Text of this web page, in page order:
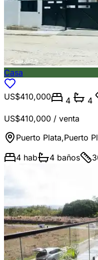
Casa
US$410,000 4 4
US$410,000 / venta
Puerto Plata,Puerto
4 hab 4 baños